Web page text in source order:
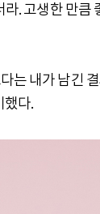
. 고생한 만큼
는 내가 남긴
했다.